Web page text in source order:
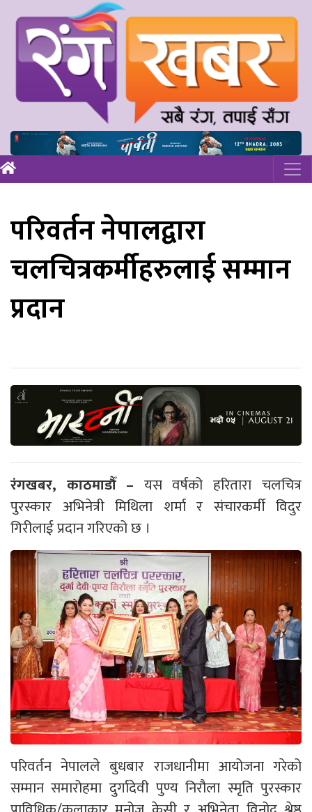
परिवर्तन नेपालद्वारा
चलचित्रकर्मीहरुलाई सम्मान
प्रदान
रंगखबर, काठमाडौँ – यस वर्षको हरितारा चलचित्र
पुरस्कार अभिनेत्री मिथिला शर्मा र संचारकर्मी विदुर
गिरीलाई प्रदान गरिएको छ ।
परिवर्तन नेपालले बुधबार राजधानीमा आयोजना गरेको
सम्मान समारोहमा दुर्गादेवी पुण्य निरौला स्मृति पुरस्कार